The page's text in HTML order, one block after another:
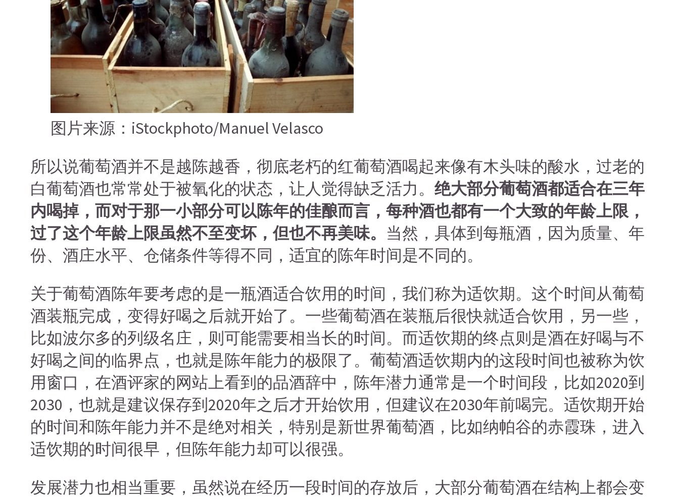
图片来源：iStockphoto/Manuel Velasco
所以说葡萄酒并不是越陈越香，彻底老朽的红葡萄酒喝起来像有木头味的酸水，过老的
白葡萄酒也常常处于被氧化的状态，让人觉得缺乏活力。 绝大部分葡萄酒都适合在三年
内喝掉，而对于那一小部分可以陈年的佳酿而言，每种酒也都有一个大致的年龄上限，
过了这个年龄上限虽然不至变坏，但也不再美味。 当然，具体到每瓶酒，因为质量、年
份、酒庄水平、仓储条件等得不同，适宜的陈年时间是不同的。
关于葡萄酒陈年要考虑的是一瓶酒适合饮用的时间，我们称为适饮期。这个时间从葡萄
酒装瓶完成，变得好喝之后就开始了。一些葡萄酒在装瓶后很快就适合饮用，另一些，
比如波尔多的列级名庄，则可能需要相当长的时间。而适饮期的终点则是酒在好喝与不
好喝之间的临界点，也就是陈年能力的极限了。葡萄酒适饮期内的这段时间也被称为饮
用窗口，在酒评家的网站上看到的品酒辞中，陈年潜力通常是一个时间段，比如2020到
2030，也就是建议保存到2020年之后才开始饮用，但建议在2030年前喝完。适饮期开始
的时间和陈年能力并不是绝对相关，特别是新世界葡萄酒，比如纳帕谷的赤霞珠，进入
适饮期的时间很早，但陈年能力却可以很强。
发展潜力也相当重要，虽然说在经历一段时间的存放后，大部分葡萄酒在结构上都会变